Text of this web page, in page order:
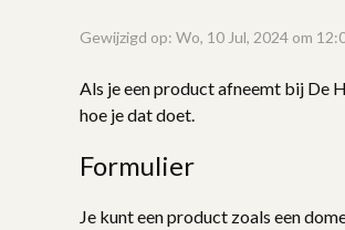
Gewijzigd op: Wo, 10 Jul, 2024 om
Als je een product afneemt bij De
hoe je dat doet.
Formulier
Je kunt een product zoals een